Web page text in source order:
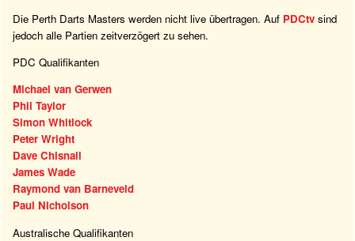
Die Perth Darts Masters werden nicht live übertragen. Auf PDCtv sind
jedoch alle Partien zeitverzögert zu sehen.
PDC Qualifikanten
Michael van Gerwen
Phil Taylor
Simon Whitlock
Peter Wright
Dave Chisnall
James Wade
Raymond van Barneveld
Paul Nicholson
Australische Qualifikanten